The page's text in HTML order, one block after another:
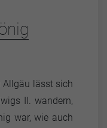
Allgäu lässt sich
II. wandern,
war, wie auch